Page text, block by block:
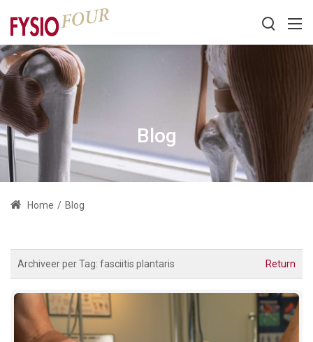
Blog
Home / Blog
Archiveer per Tag: fasciitis plantaris Return